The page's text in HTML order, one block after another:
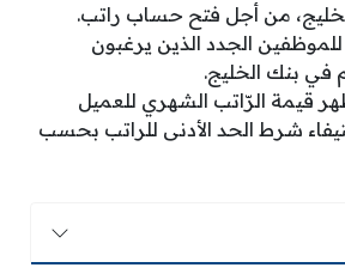
من أجل فتح حساب راتب.
الجدد الذين يرغبون
في بنك الخليج.
قيمة الرّاتب الشهري للعميل
شرط الحد الأدنى للراتب بحسب